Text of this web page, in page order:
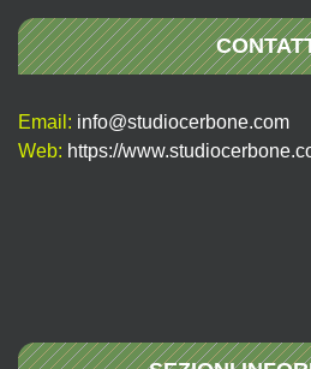
Email: info@studiocerbone.com
Web: https://